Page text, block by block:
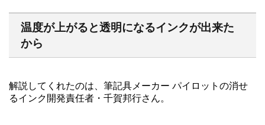
温度が上がると透明になるインクが出来た
から
解説してくれたのは、筆記具メーカー パイロットの消せ
るインク開発責任者・千賀邦行さん。